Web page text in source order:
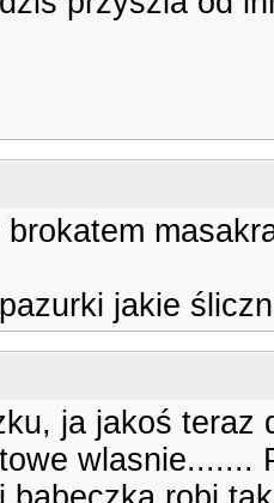
jakie
ja jakoś teraz
wlasnie.......